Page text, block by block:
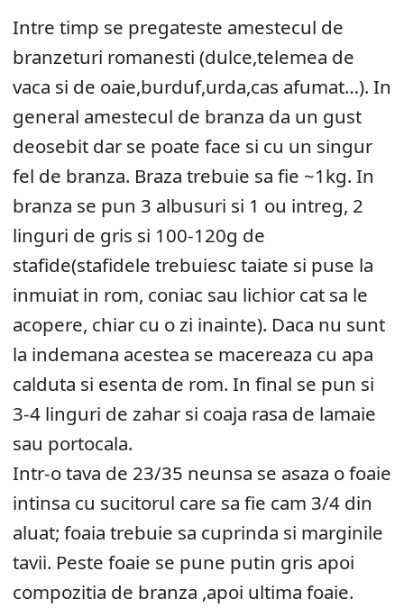
Intre timp se pregateste amestecul de
branzeturi romanesti (dulce,telemea de
vaca si de oaie,burduf,urda,cas afumat…). In
general amestecul de branza da un gust
deosebit dar se poate face si cu un singur
fel de branza. Braza trebuie sa fie ~1kg. In
branza se pun 3 albusuri si 1 ou intreg, 2
linguri de gris si 100-120g de
stafide(stafidele trebuiesc taiate si puse la
inmuiat in rom, coniac sau lichior cat sa le
acopere, chiar cu o zi inainte). Daca nu sunt
la indemana acestea se macereaza cu apa
calduta si esenta de rom. In final se pun si
3-4 linguri de zahar si coaja rasa de lamaie
sau portocala.
Intr-o tava de 23/35 neunsa se asaza o foaie
intinsa cu sucitorul care sa fie cam 3/4 din
aluat; foaia trebuie sa cuprinda si marginile
tavii. Peste foaie se pune putin gris apoi
compozitia de branza ,apoi ultima foaie.